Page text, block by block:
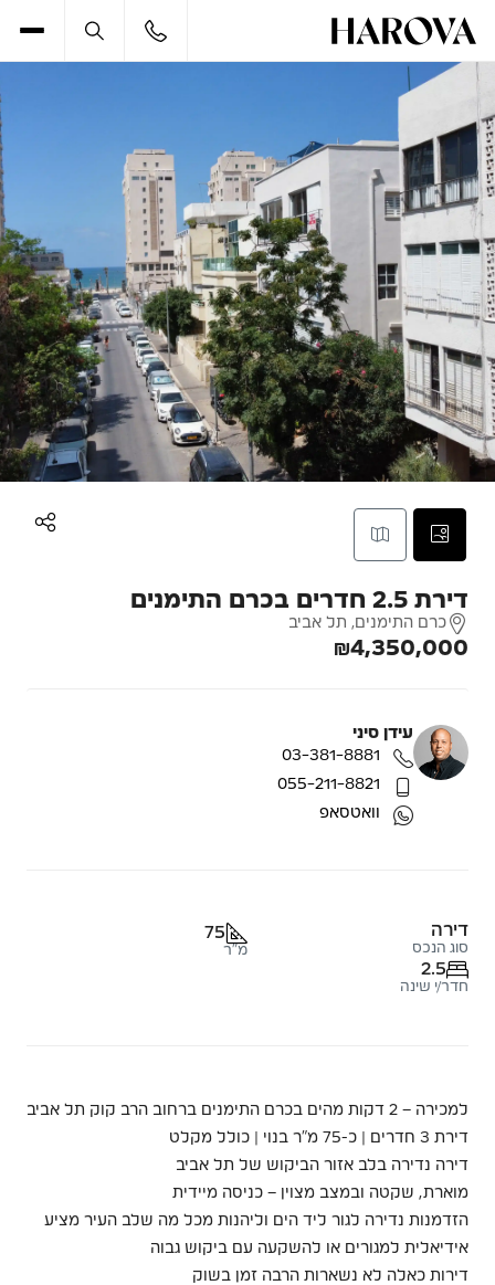
דירת 2.5 חדרים בכרם התימנים
כרם התימנים, תל אביב
₪4,350,000
עידן סיני
03-381-8881
055-211-8821
וואטסאפ
דירה
סוג הנכס
75
מ"ר
2.5
חדר/י שינה
למכירה – 2 דקות מהים בכרם התימנים ברחוב הרב קוק תל אביב
דירת 3 חדרים | כ-75 מ”ר בנוי | כולל מקלט
דירה נדירה בלב אזור הביקוש של תל אביב
מוארת, שקטה ובמצב מצוין – כניסה מיידית
הזדמנות נדירה לגור ליד הים וליהנות מכל מה שלב העיר מציע
אידיאלית למגורים או להשקעה עם ביקוש גבוה
דירות כאלה לא נשארות הרבה זמן בשוק